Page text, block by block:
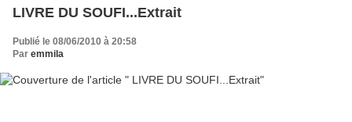
LIVRE DU SOUFI...Extrait
Publié le 08/06/2010 à 20:58
Par emmila